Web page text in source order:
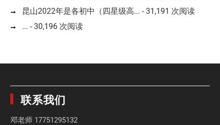
昆山2022年是各初中（四星级高... - 31,191 次阅读
... - 30,196 次阅读
联系我们
邓老师 17751295132